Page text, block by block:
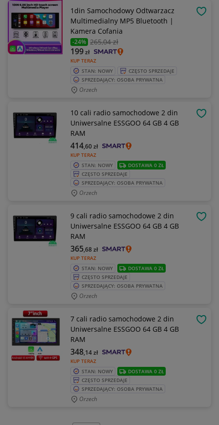
1din Samochodowy Odtwarzacz
Multimedialny MP5 Bluetooth |
Kamera Cofania
-24% 265,04 zł
KUP TERAZ
199zł
STAN: NOWY
CZĘSTO SPRZEDAJE
SPRZEDAJĄCY: OSOBA PRYWATNA
Orzech
10 cali radio samochodowe 2 din
Uniwersalne ESSGOO 64 GB 4 GB
RAM
KUP TERAZ
414,60zł
STAN: NOWY
DOSTAWA 0 ZŁ
CZĘSTO SPRZEDAJE
SPRZEDAJĄCY: OSOBA PRYWATNA
Orzech
9 cali radio samochodowe 2 din
Uniwersalne ESSGOO 64 GB 4 GB
RAM
KUP TERAZ
365,68zł
STAN: NOWY
DOSTAWA 0 ZŁ
CZĘSTO SPRZEDAJE
SPRZEDAJĄCY: OSOBA PRYWATNA
Orzech
7 cali radio samochodowe 2 din
Uniwersalne ESSGOO 64 GB 4 GB
RAM
KUP TERAZ
348,14zł
STAN: NOWY
DOSTAWA 0 ZŁ
CZĘSTO SPRZEDAJE
SPRZEDAJĄCY: OSOBA PRYWATNA
Orzech